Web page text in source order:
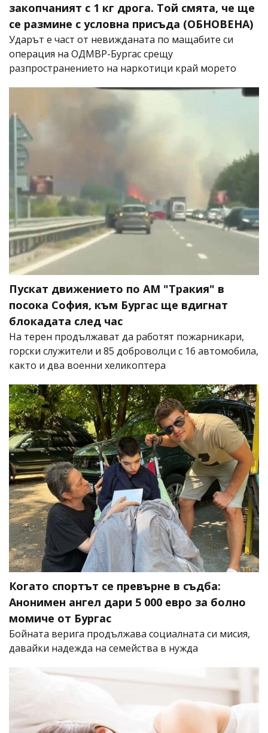
закопчаният с 1 кг дрога. Той смята, че ще
се размине с условна присъда (ОБНОВЕНА)
Ударът е част от невижданата по мащабите си
операция на ОДМВР-Бургас срещу
разпространението на наркотици край морето
Пускат движението по АМ "Тракия" в
посока София, към Бургас ще вдигнат
блокадата след час
На терен продължават да работят пожарникари,
горски служители и 85 доброволци с 16 автомобила,
както и два военни хеликоптера
Когато спортът се превърне в съдба:
Анонимен ангел дари 5 000 евро за болно
момиче от Бургас
Бойната верига продължава социалната си мисия,
давайки надежда на семейства в нужда